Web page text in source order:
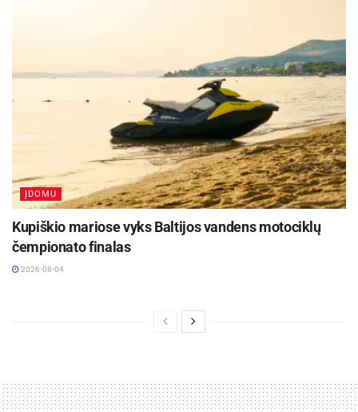
ĮDOMU
Kupiškio mariose vyks Baltijos vandens motociklų
čempionato finalas
2026-08-04